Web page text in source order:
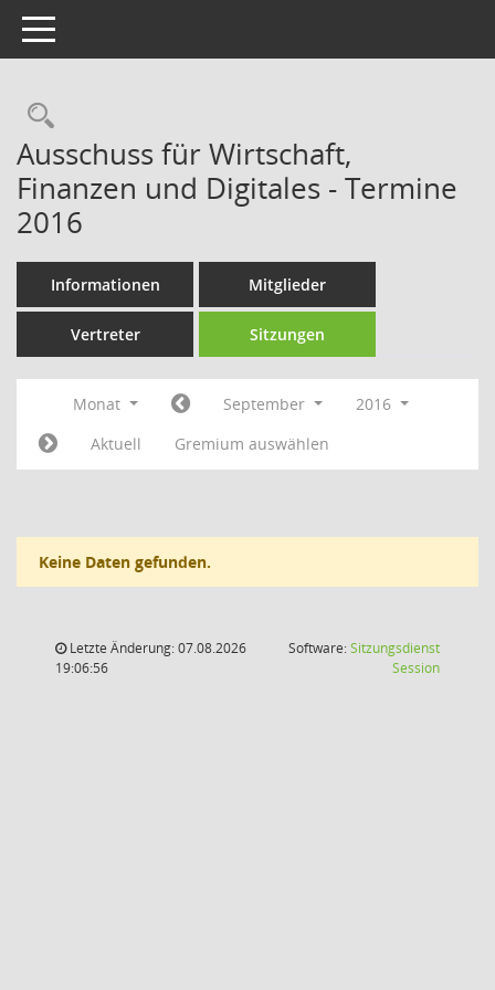
Toggle navigation
Rechercheauswahl
Ausschuss für Wirtschaft,
Finanzen und Digitales - Termine
2016
Informationen Mitglieder
Vertreter Sitzungen
Monat September
2016
Aktuell
Gremium auswählen
Keine Daten gefunden.
Letzte Änderung: 07.08.2026
19:06:56
Software:Sitzungsdienst
Session(Wird in